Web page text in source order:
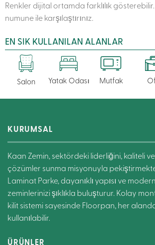
Renkler dijital ortamda farklılık
numune ile karşılaştırınız.
EN SIK KULLANILAN ALANLAR
Salon Yatak Odası Mutfak
KURUMSAL
Kaan Zemin, sektördeki liderliğini, kaliteli
çözümler sunma misyonuyla
Laminat Parke, dayanıklı yapısı ve
zeminlerinizi şıklıkla buluşturur. Kolay
kilit sistemi sayesinde Floorpan, her
kullanılabilir.
ÜRÜNLER